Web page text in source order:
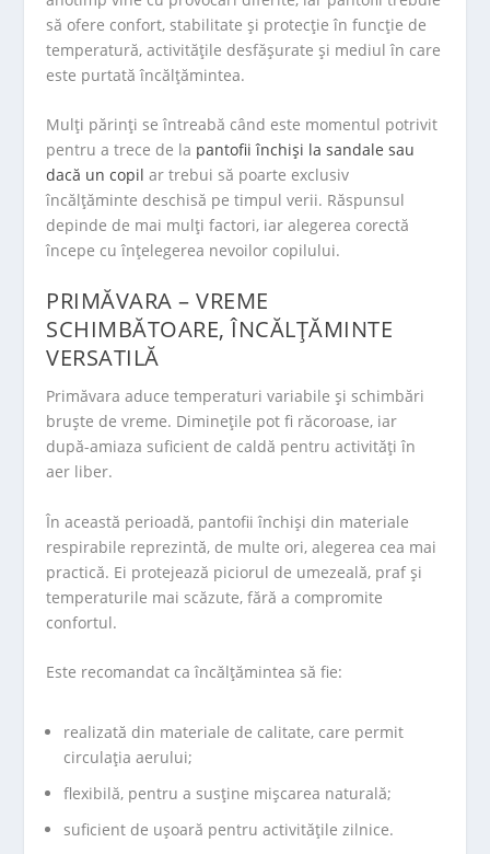
să ofere confort, stabilitate și protecție în funcție de
temperatură, activitățile desfășurate și mediul în care
este purtată încălțămintea.
Mulți părinți se întreabă când este momentul potrivit
pentru a trece de la pantofii închiși la sandale sau
dacă un copilar trebui să poarte exclusiv
încălțăminte deschisă pe timpul verii. Răspunsul
depinde de mai mulți factori, iar alegerea corectă
începe cu înțelegerea nevoilor copilului.
PRIMĂVARA – VREME
SCHIMBĂTOARE, ÎNCĂLȚĂMINTE
VERSATILĂ
Primăvara aduce temperaturi variabile și schimbări
bruște de vreme. Diminețile pot fi răcoroase, iar
după-amiaza suficient de caldă pentru activități în
aer liber.
În această perioadă, pantofii închiși din materiale
respirabile reprezintă, de multe ori, alegerea cea mai
practică. Ei protejează piciorul de umezeală, praf și
temperaturile mai scăzute, fără a compromite
confortul.
Este recomandat ca încălțămintea să fie:
realizată din materiale de calitate, care permit
circulația aerului;
flexibilă, pentru a susține mișcarea naturală;
suficient de ușoară pentru activitățile zilnice.